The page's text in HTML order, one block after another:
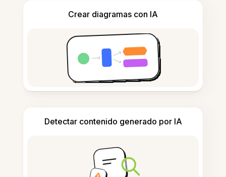
Crear diagramas con IA
Detectar contenido generado por IA